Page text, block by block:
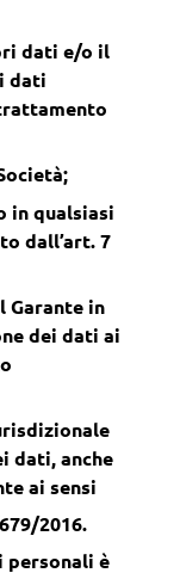
dati e/o il
dati
in qualsiasi
dall’art. 7
in
dei dati ai
dati, anche
ai sensi
2016.
è